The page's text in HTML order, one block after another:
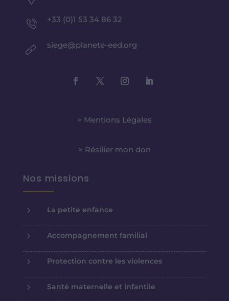
+33 (0)1 53 34 86 32
siege@planete-eed.org
> Mentions Légales
> Résilier mon don
Nos missions
5 La petite enfance
5 Accompagnement familial
5 Protection contre les violences
5 Santé maternelle et infantile